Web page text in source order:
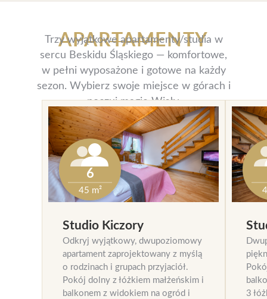
APARTAMENTY
Trzy wyjątkowe apartamenty/studia w
sercu Beskidu Śląskiego — komfortowe,
w pełni wyposażone i gotowe na każdy
sezon. Wybierz swoje miejsce w górach i
poczuj magię Wisły.
6
45 m²
Studio Kiczory
Odkryj wyjątkowy, dwupoziomowy
apartament zaprojektowany z myślą
o rodzinach i grupach przyjaciół.
Pokój dolny z łóżkiem małżeńskim i
balkonem z widokiem na ogród i
3